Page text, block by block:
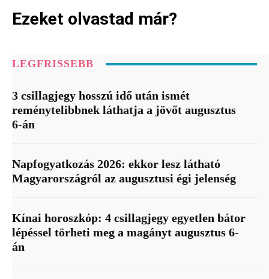
Ezeket olvastad már?
LEGFRISSEBB
3 csillagjegy hosszú idő után ismét
reménytelibbnek láthatja a jövőt augusztus
6-án
Napfogyatkozás 2026: ekkor lesz látható
Magyarországról az augusztusi égi jelenség
Kínai horoszkóp: 4 csillagjegy egyetlen bátor
lépéssel törheti meg a magányt augusztus 6-
án